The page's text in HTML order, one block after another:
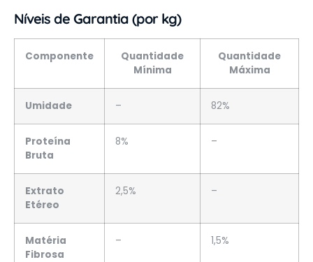
Níveis de Garantia (por kg)
Componente
Quantidade
Mínima
Quantidade
Máxima
Umidade – 82%
Proteína
Bruta
8% –
Extrato
Etéreo
2,5% –
Matéria
Fibrosa
– 1,5%